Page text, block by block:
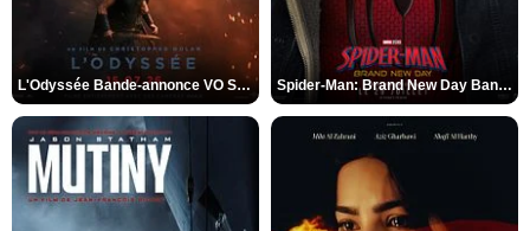
L'Odyssée Bande-annonce VO STFR Spider-Man: Brand New Day Bande-annonce VO STFR